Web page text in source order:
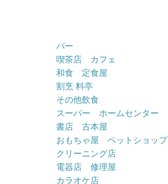
バー
喫茶店 カフェ
和食 定食屋
割烹 料亭
その他飲食
スーパー ホームセンター
書店 古本屋
おもちゃ屋 ペットショップ
クリーニング店
電器店 修理屋
カラオケ店